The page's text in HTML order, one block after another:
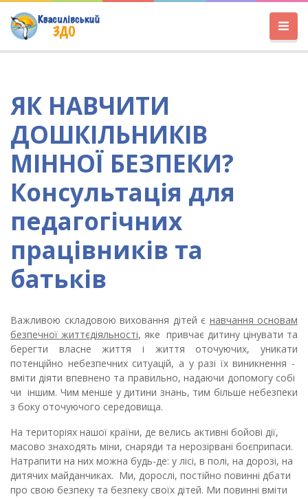
ЯК НАВЧИТИ
ДОШКІЛЬНИКІВ
МІННОЇ БЕЗПЕКИ?
Консультація для
педагогічних
працівників та
батьків
Важливою складовою виховання дітей є навчання основам
безпечної життєдіяльності, яке привчає дитину цінувати та
берегти власне життя і життя оточуючих, уникати
потенційно небезпечних ситуацій, а у разі їх виникнення -
вміти діяти впевнено та правильно, надаючи допомогу собі
чи іншим. Чим менше у дитини знань, тим більше небезпеки
з боку оточуючого середовища.
На територіях нашої країни, де велись активні бойові дії,
масово знаходять міни, снаряди та нерозірвані боєприпаси.
Натрапити на них можна будь-де: у лісі, в полі, на дорозі, на
дитячих майданчиках. Ми, дорослі, постійно повинні дбати
про свою безпеку та безпеку своїх дітей. Ми повинні вміти